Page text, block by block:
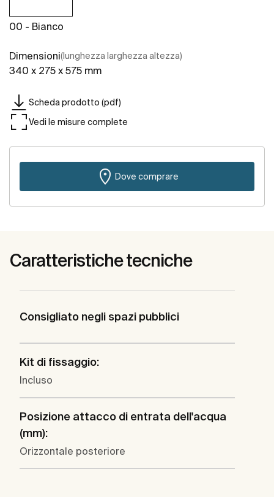
00 - Bianco
Dimensioni(lunghezza larghezza altezza)
340 x 275 x 575 mm
Scheda prodotto (pdf)
Vedi le misure complete
Dove comprare
Caratteristiche tecniche
Consigliato negli spazi pubblici
Kit di fissaggio:
Incluso
Posizione attacco di entrata dell'acqua
(mm):
Orizzontale posteriore